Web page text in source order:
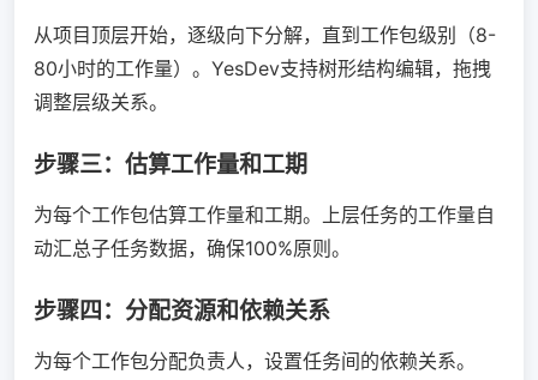
从项目顶层开始，逐级向下分解，直到工作包级别（8-
80小时的工作量）。YesDev支持树形结构编辑，拖拽
调整层级关系。
步骤三：估算工作量和工期
为每个工作包估算工作量和工期。上层任务的工作量自
动汇总子任务数据，确保100%原则。
步骤四：分配资源和依赖关系
为每个工作包分配负责人，设置任务间的依赖关系。